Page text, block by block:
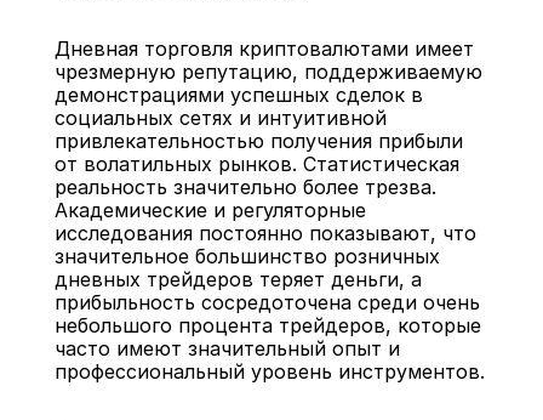
Дневная торговля криптовалютами имеет
чрезмерную репутацию, поддерживаемую
демонстрациями успешных сделок в
социальных сетях и интуитивной
привлекательностью получения прибыли
от волатильных рынков. Статистическая
реальность значительно более трезва.
Академические и регуляторные
исследования постоянно показывают, что
значительное большинство розничных
дневных трейдеров теряет деньги, а
прибыльность сосредоточена среди очень
небольшого процента трейдеров, которые
часто имеют значительный опыт и
профессиональный уровень инструментов.